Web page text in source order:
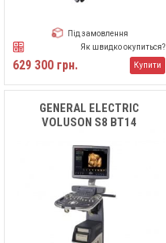
Під замовлення
Як швидко окупиться?
629 300 грн. Купити
GENERAL ELECTRIC
VOLUSON S8 BT14